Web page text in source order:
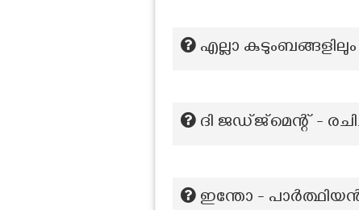
എല്ലാ
ദി ജഡ്ജ്മെന്റ് -
ഇന്തോ -